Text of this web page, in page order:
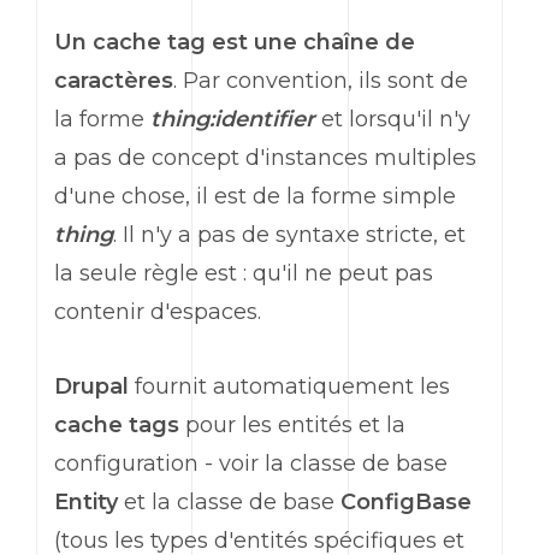
Un cache tag est une chaîne de
caractères. Par convention, ils sont de
la forme thing:identifieret lorsqu'il n'y
a pas de concept d'instances multiples
d'une chose, il est de la forme simple
thing. Il n'y a pas de syntaxe stricte, et
la seule règle est : qu'il ne peut pas
contenir d'espaces.
Drupal fournit automatiquement les
cache tags pour les entités et la
configuration - voir la classe de base
Entityet la classe de base ConfigBase
(tous les types d'entités spécifiques et